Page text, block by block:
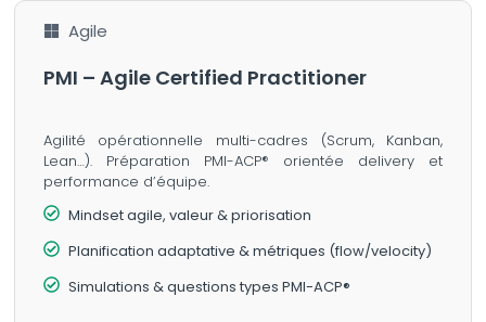
Agile
PMI – Agile Certified Practitioner
Agilité opérationnelle multi-cadres (Scrum, Kanban,
Lean…). Préparation PMI-ACP® orientée delivery et
performance d’équipe.
Mindset agile, valeur & priorisation
Planification adaptative & métriques (flow/velocity)
Simulations & questions types PMI-ACP®